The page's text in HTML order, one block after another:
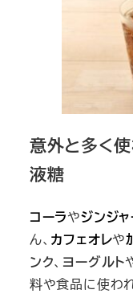
意外と多く
液糖
コーラやジンジ
ん、 カフェオレや
ンク、 ヨーグルト
料や食品に使わ